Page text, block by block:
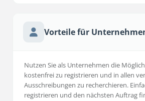
Vorteile für
Nutzen Sie als Unternehmen die
kostenfrei zu registrieren und in allen
Ausschreibungen zu recherchieren.
registrieren und den nächsten Auftrag